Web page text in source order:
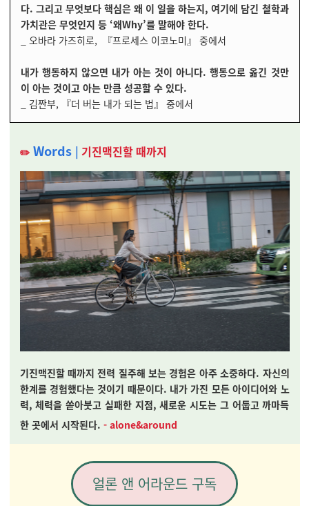
다. 그리고 무엇보다 핵심은 왜 이 일을 하는지, 여기에 담긴 철학과
가치관은 무엇인지 등 ‘왜Why’를 말해야 한다.
_ 오바라 가즈히로,
『프로세스 이코노미』 중에서
내가 행동하지 않으면 내가 아는 것이 아니다. 행동으로 옮긴 것만
이 아는 것이고 아는 만큼 성공할 수 있다.
_ 김짠부,
『더 버는 내가 되는 법』 중에서
✏️Words | 기진맥진할 때까지
기진맥진할 때까지 전력 질주해 보는 경험은 아주 소중하다. 자신의
한계를 경험했다는 것이기 때문이다. 내가 가진 모든 아이디어와 노
력, 체력을 쏟아붓고 실패한 지점, 새로운 시도는 그 어둡고 까마득
한 곳에서 시작된다. - alone&around
얼론 앤 어라운드 구독